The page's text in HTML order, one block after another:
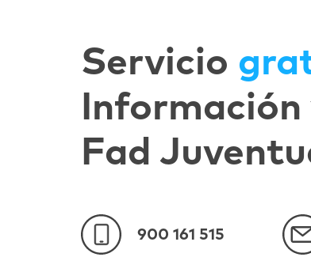
Servicio
Fad
900 161 515